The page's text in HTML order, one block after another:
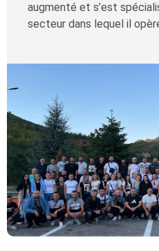
augmenté et s’est
secteur dans lequel il